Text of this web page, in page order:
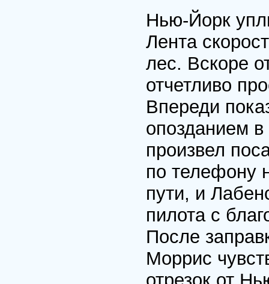
Нью-Йорк
Лента
лес. Вскоре
отчетливо
Впереди
опозданием в
произвел
по телефону
пути, и
пилота с
После
Моррис